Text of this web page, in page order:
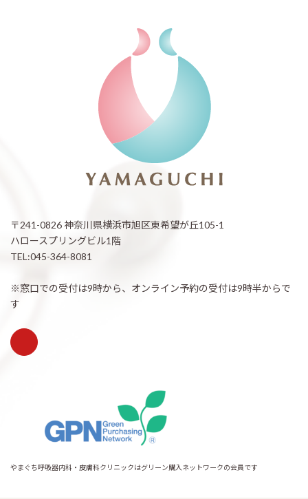
〒241-0826 神奈川県横浜市旭区東希望が丘105-1
ハロースプリングビル1階
TEL:045-364-8081
※窓口での受付は9時から、オンライン予約の受付は9時半からで
す
やまぐち呼吸器内科・皮膚科クリニックはグリーン購入ネットワークの会員です